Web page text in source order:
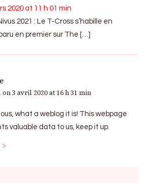
2020 at 11 h 01 min
2021 : Le T-Cross s’habille en
en premier sur The […]
on3 avril 2020 at 16 h 31 min
what a weblog it is! This webpage
valuable data to us, keep it up.